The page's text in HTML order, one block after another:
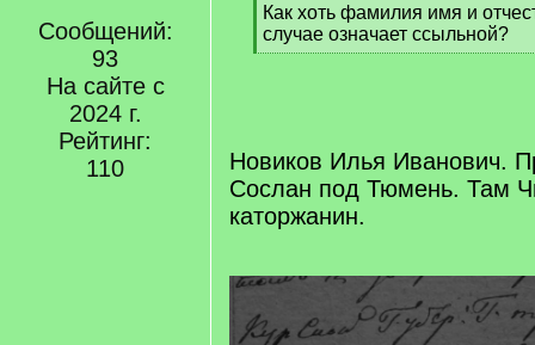
Сообщений:
93
На сайте с
2024 г.
Рейтинг:
110
[
q
]
Как хоть фамилия имя и
случае означает ссыльной?
[
Новиков Илья Иванович.
Сослан под Тюмень. Там
каторжанин.